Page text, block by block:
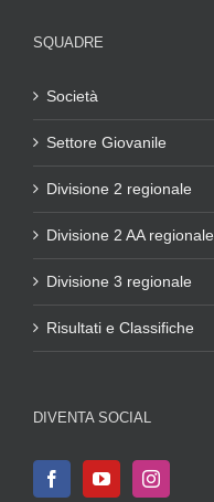
SQUADRE
Società
Settore Giovanile
Divisione 2 regionale
Divisione 2 AA regionale
Divisione 3 regionale
Risultati e Classifiche
DIVENTA SOCIAL